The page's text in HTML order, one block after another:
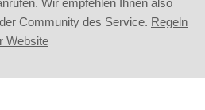
Wir empfehlen Ihnen also
Community des Service. Regeln
Website